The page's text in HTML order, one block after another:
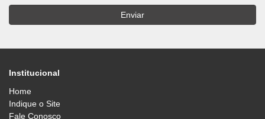
Institucional
Home
Indique o Site
Fale Conosco